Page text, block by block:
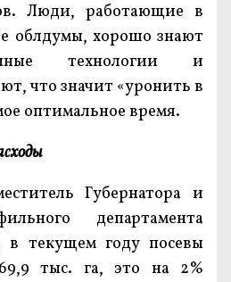
Люди, работающие в
облдумы, хорошо знают
технологии и
что значит «уронить в
оптимальное время.
Губернатора и
департамента
в текущем году посевы
тыс. га, это на 2%